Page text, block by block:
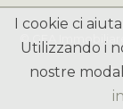
© GFA Immobiliare
I cookie ci
Utilizzando i
nostre